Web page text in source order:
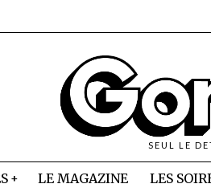
SEUL LE
LE MAGAZINE LES